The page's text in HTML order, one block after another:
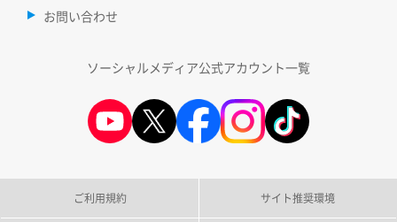
お問い合わせ
ソーシャルメディア公式アカウント一覧
ご利用規約 サイト推奨環境